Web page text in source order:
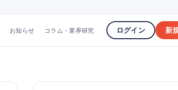
お知らせ コラム・業界研究 ログイン 新